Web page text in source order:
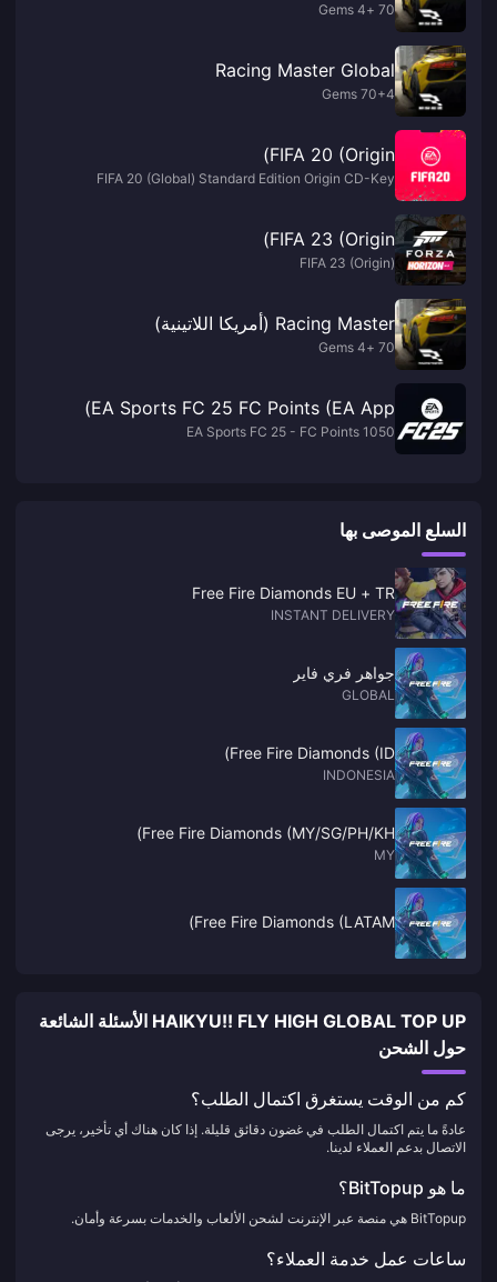
70 +4 Gems
Racing Master Global
70+4 Gems
FIFA 20 (Origin)
FIFA 20 (Global) Standard Edition Origin CD-Key
FIFA 23 (Origin)
FIFA 23 (Origin)
Racing Master (أمريكا اللاتينية)
70 +4 Gems
EA Sports FC 25 FC Points (EA App)
EA Sports FC 25 - FC Points 1050
السلع الموصى بها
Free Fire Diamonds EU + TR
INSTANT DELIVERY
جواهر فري فاير
GLOBAL
Free Fire Diamonds (ID)
INDONESIA
Free Fire Diamonds (MY/SG/PH/KH)
MY
Free Fire Diamonds (LATAM)
HAIKYU!! FLY HIGH GLOBAL TOP UP الأسئلة الشائعة
حول الشحن
كم من الوقت يستغرق اكتمال الطلب؟
عادةً ما يتم اكتمال الطلب في غضون دقائق قليلة. إذا كان هناك أي تأخير، يرجى
الاتصال بدعم العملاء لدينا.
ما هو BitTopup؟
BitTopup هي منصة عبر الإنترنت لشحن الألعاب والخدمات بسرعة وأمان.
ساعات عمل خدمة العملاء؟